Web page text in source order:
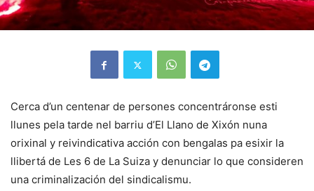
Cerca d’un centenar de persones concentráronse esti
llunes pela tarde nel barriu d’El Llano de Xixón nuna
orixinal y reivindicativa acción con bengalas pa esixir la
llibertá de Les 6 de La Suiza y denunciar lo que consideren
una criminalización del sindicalismu.